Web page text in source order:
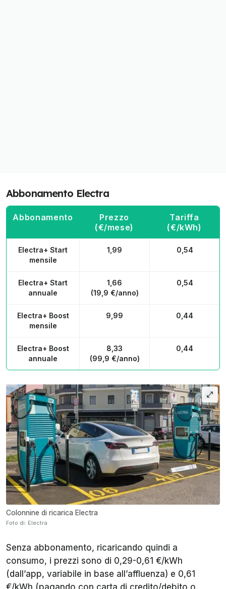
Abbonamento Electra
Abbonamento
Prezzo
(€/mese)
Tariffa
(€/kWh)
Electra+ Start
mensile
1,99 0,54
Electra+ Start
annuale
1,66
(19,9 €/anno)
0,54
Electra+ Boost
mensile
9,99 0,44
Electra+ Boost
annuale
8,33
(99,9 €/anno)
0,44
Colonnine di ricarica Electra
Foto di: Electra
Senza abbonamento, ricaricando quindi a
consumo, i prezzi sono di 0,29-0,61 €/kWh
(dall’app, variabile in base all’affluenza) e 0,61